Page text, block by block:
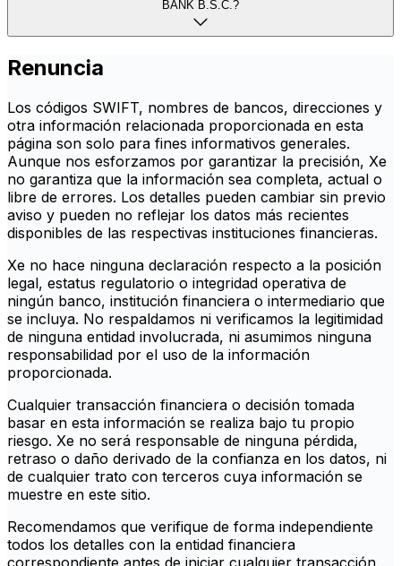
BANK B.S.C.?
Renuncia
Los códigos SWIFT, nombres de bancos, direcciones y
otra información relacionada proporcionada en esta
página son solo para fines informativos generales.
Aunque nos esforzamos por garantizar la precisión, Xe
no garantiza que la información sea completa, actual o
libre de errores. Los detalles pueden cambiar sin previo
aviso y pueden no reflejar los datos más recientes
disponibles de las respectivas instituciones financieras.
Xe no hace ninguna declaración respecto a la posición
legal, estatus regulatorio o integridad operativa de
ningún banco, institución financiera o intermediario que
se incluya. No respaldamos ni verificamos la legitimidad
de ninguna entidad involucrada, ni asumimos ninguna
responsabilidad por el uso de la información
proporcionada.
Cualquier transacción financiera o decisión tomada
basar en esta información se realiza bajo tu propio
riesgo. Xe no será responsable de ninguna pérdida,
retraso o daño derivado de la confianza en los datos, ni
de cualquier trato con terceros cuya información se
muestre en este sitio.
Recomendamos que verifique de forma independiente
todos los detalles con la entidad financiera